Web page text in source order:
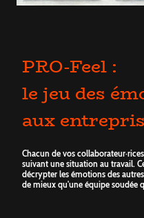
PRO-Feel :
le jeu des
aux
Chacun de vos
suivant une situation au travail.
décrypter les émotions des
de mieux qu'une équipe soudée